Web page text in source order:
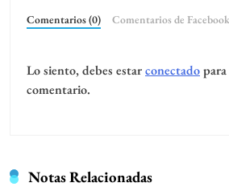
Comentarios (0) Comentarios de Facebook
Lo siento, debes estarconectado
comentario.
Notas Relacionadas